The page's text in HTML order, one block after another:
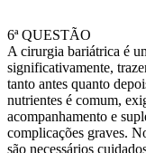
6ª QUESTÃO
A cirurgia bariátrica é
significativamente,
tanto antes quanto
nutrientes é comum,
acompanhamento e
complicações graves.
são necessários